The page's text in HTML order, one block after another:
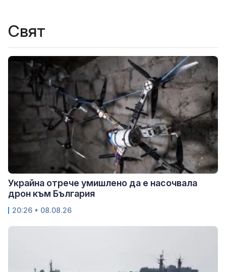
Свят
Украйна отрече умишлено да е насочвала
дрон към България
20:26 • 08.08.26